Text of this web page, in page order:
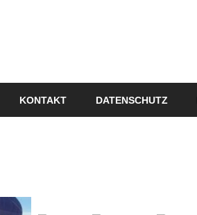
KONTAKT DATENSCHUTZ